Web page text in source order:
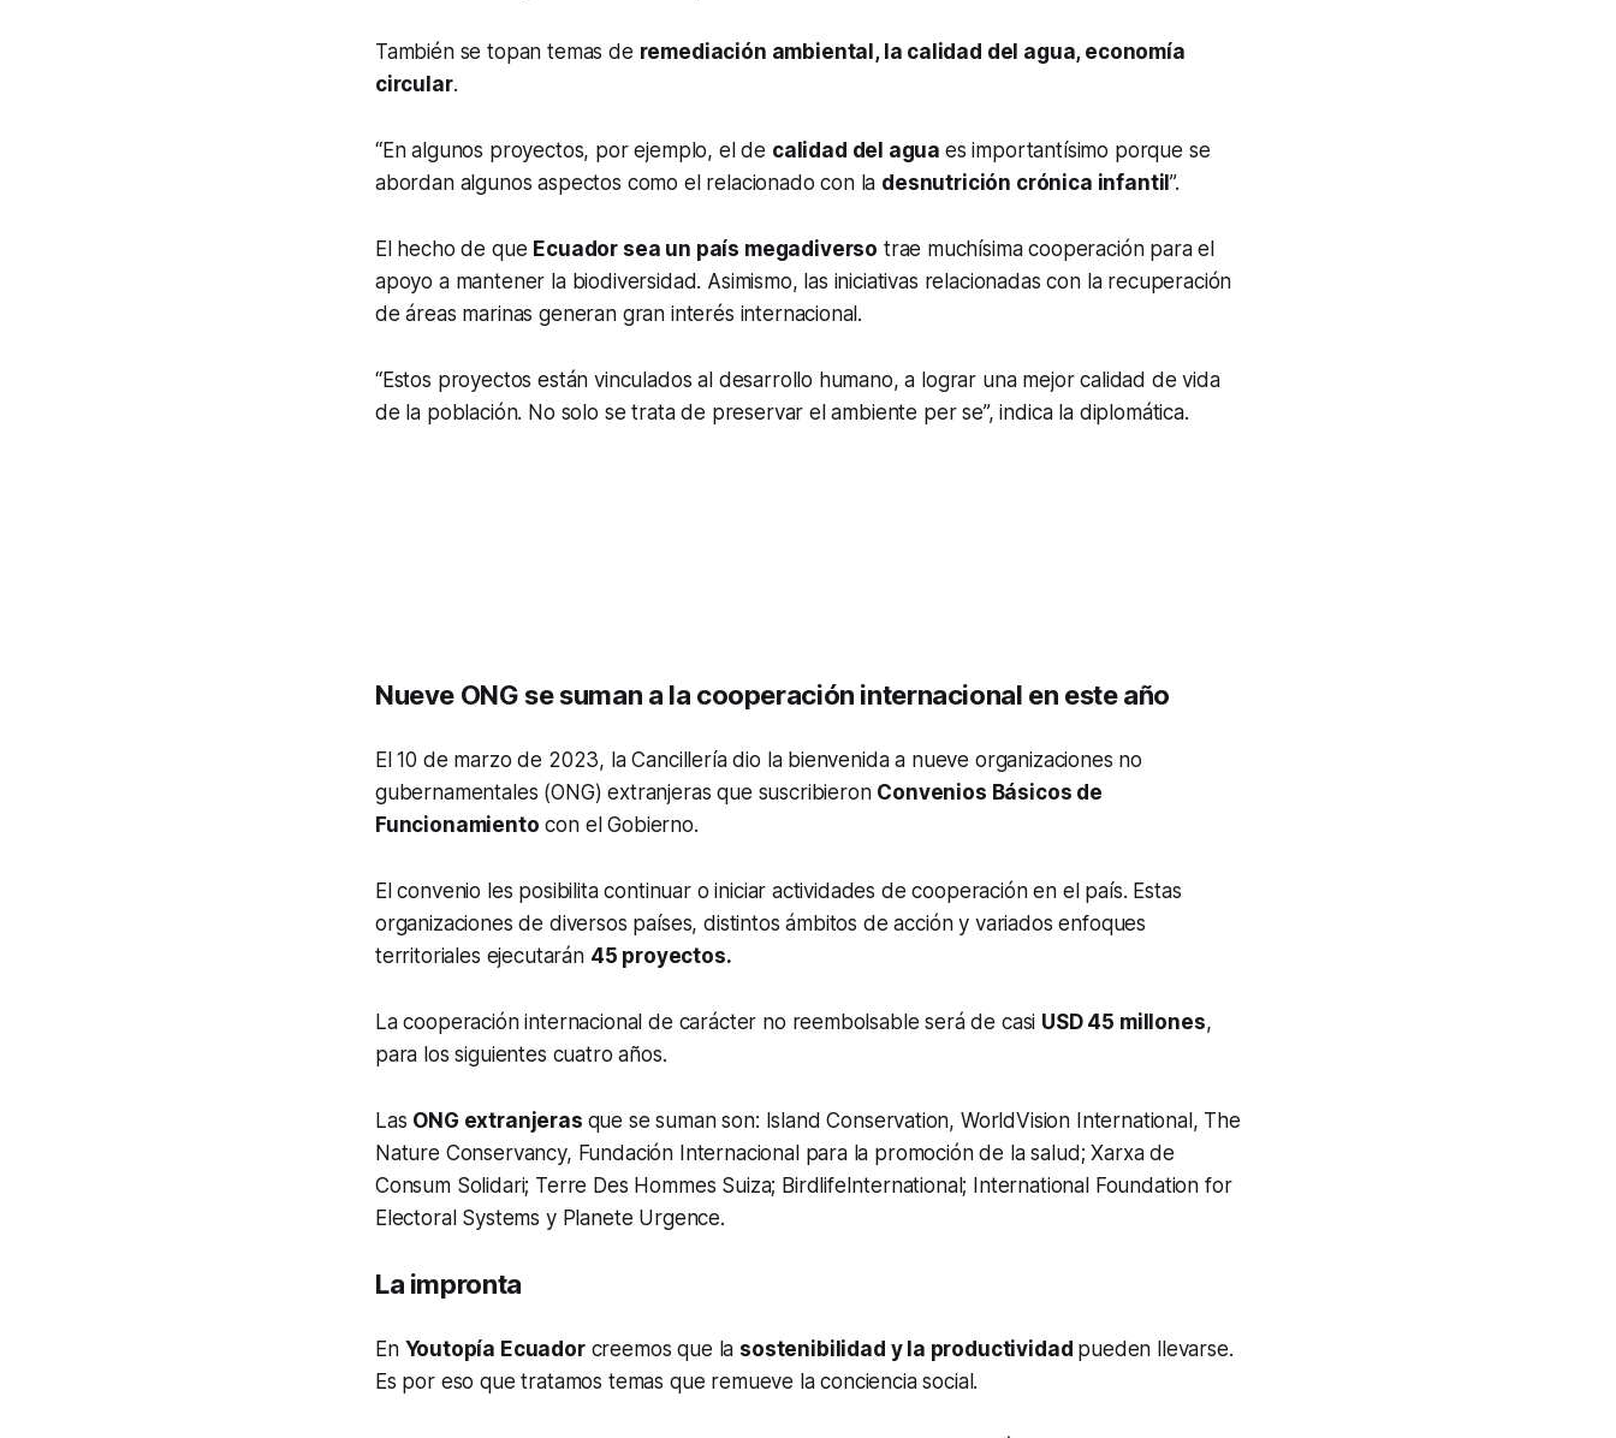
También se topan temas de remediación ambiental, la calidad del agua, economía
circular.
“En algunos proyectos, por ejemplo, el de calidad del agua es importantísimo porque se
abordan algunos aspectos como el relacionado con la desnutrición crónica infantil”.
El hecho de que Ecuador sea un país megadiverso trae muchísima cooperación para el
apoyo a mantener la biodiversidad. Asimismo, las iniciativas relacionadas con la recuperación
de áreas marinas generan gran interés internacional.
“Estos proyectos están vinculados al desarrollo humano, a lograr una mejor calidad de vida
de la población. No solo se trata de preservar el ambiente per se”, indica la diplomática.
Nueve ONG se suman a la cooperación internacional en este año
El 10 de marzo de 2023, la Cancillería dio la bienvenida a nueve organizaciones no
gubernamentales (ONG) extranjeras que suscribieron Convenios Básicos de
Funcionamiento con el Gobierno.
El convenio les posibilita continuar o iniciar actividades de cooperación en el país. Estas
organizaciones de diversos países, distintos ámbitos de acción y variados enfoques
territoriales ejecutarán 45 proyectos.
La cooperación internacional de carácter no reembolsable será de casi USD 45 millones,
para los siguientes cuatro años.
Las ONG extranjeras que se suman son: Island Conservation, WorldVision International, The
Nature Conservancy, Fundación Internacional para la promoción de la salud; Xarxa de
Consum Solidari; Terre Des Hommes Suiza; BirdlifeInternational; International Foundation for
Electoral Systems y Planete Urgence.
La impronta
En Youtopía Ecuadorcreemos que la sostenibilidad y la productividad pueden llevarse.
Es por eso que tratamos temas que remueve la conciencia social.